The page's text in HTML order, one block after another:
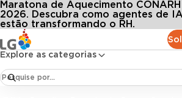
Explore as categorias
Maratona de Aquecimento CONARH
2026. Descubra como agentes de IA
estão transformando o RH.
Conteúdos Blog LG Todos os
no RH e competividade: investimento
Tecnologia e
Tecnologia no RH e
fundamental para ganhar